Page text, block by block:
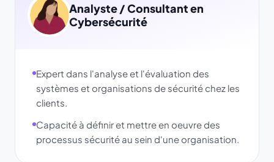
Analyste / Consultant en
Cybersécurité
Expert dans l'analyse et l'évaluation des
systèmes et organisations de sécurité chez les
clients.
Capacité à définir et mettre en oeuvre des
processus sécurité au sein d'une organisation.